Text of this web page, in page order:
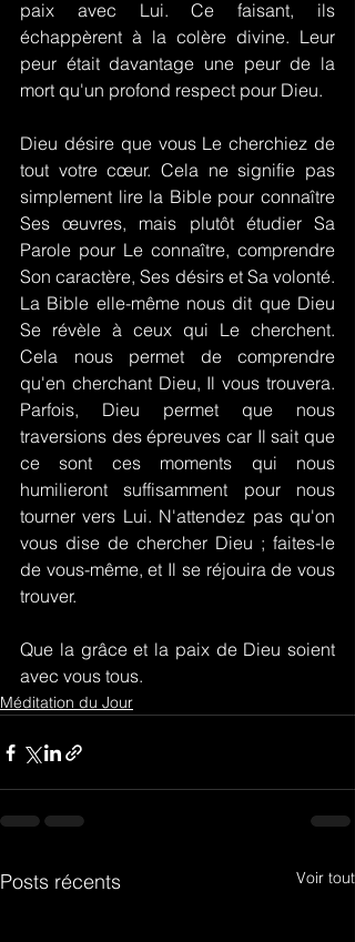
paix avec Lui. Ce faisant, ils
échappèrent à la colère divine. Leur
peur était davantage une peur de la
mort qu'un profond respect pour Dieu.
Dieu désire que vous Le cherchiez de
tout votre cœur. Cela ne signifie pas
simplement lire la Bible pour connaître
Ses œuvres, mais plutôt étudier Sa
Parole pour Le connaître, comprendre
Son caractère, Ses désirs et Sa volonté.
La Bible elle-même nous dit que Dieu
Se révèle à ceux qui Le cherchent.
Cela nous permet de comprendre
qu'en cherchant Dieu, Il vous trouvera.
Parfois, Dieu permet que nous
traversions des épreuves car Il sait que
ce sont ces moments qui nous
humilieront suffisamment pour nous
tourner vers Lui. N'attendez pas qu'on
vous dise de chercher Dieu ; faites-le
de vous-même, et Il se réjouira de vous
trouver.
Que la grâce et la paix de Dieu soient
avec vous tous.
Méditation du Jour
Posts récents Voir tout